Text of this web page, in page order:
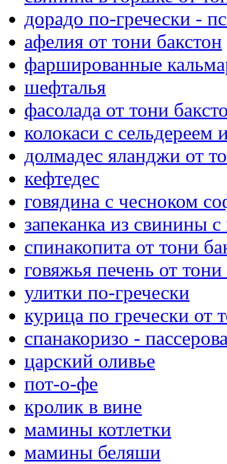
дорадо по-гречески -
афелия от тони бакстон
фаршированные
шефталья
фасолада от тони
колокаси с
долмадес яланджи от
кефтедес
говядина с чесноком
запеканка из свинины
спинакопита от тони
говяжья печень от тони
улитки по-гречески
курица по гречески от
спанакоризо -
царский оливье
пот-о-фе
кролик в вине
мамины котлетки
мамины беляши